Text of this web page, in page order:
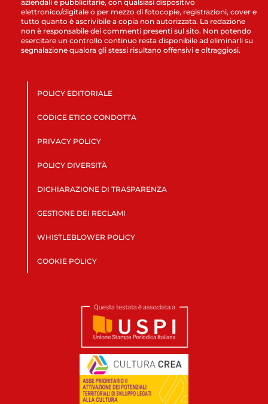
aziendali e pubblicitarie, con qualsiasi dispositivo
elettronico/digitale o per mezzo di fotocopie, registrazioni, cover e
tutto quanto è ascrivibile a copia non autorizzata. La redazione
non è responsabile dei commenti presenti sul sito. Non potendo
esercitare un controllo continuo resta disponibile ad eliminarli su
segnalazione qualora gli stessi risultano offensivi e oltraggiosi.
POLICY EDITORIALE
CODICE ETICO CONDOTTA
PRIVACY POLICY
POLICY DIVERSITÀ
DICHIARAZIONE DI TRASPARENZA
GESTIONE DEI RECLAMI
WHISTLEBLOWER POLICY
COOKIE POLICY